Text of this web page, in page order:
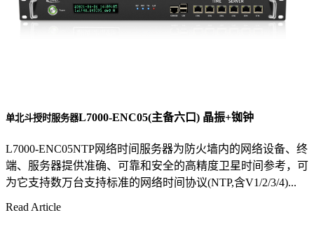
单北斗授时服务器L7000-ENC05(主备六口) 晶振+铷钟
L7000-ENC05NTP网络时间服务器为防火墙内的网络设备、终
端、服务器提供准确、可靠和安全的高精度卫星时间参考，可
为它支持数万台支持标准的网络时间协议(NTP,含V1/2/3/4)...
Read Article